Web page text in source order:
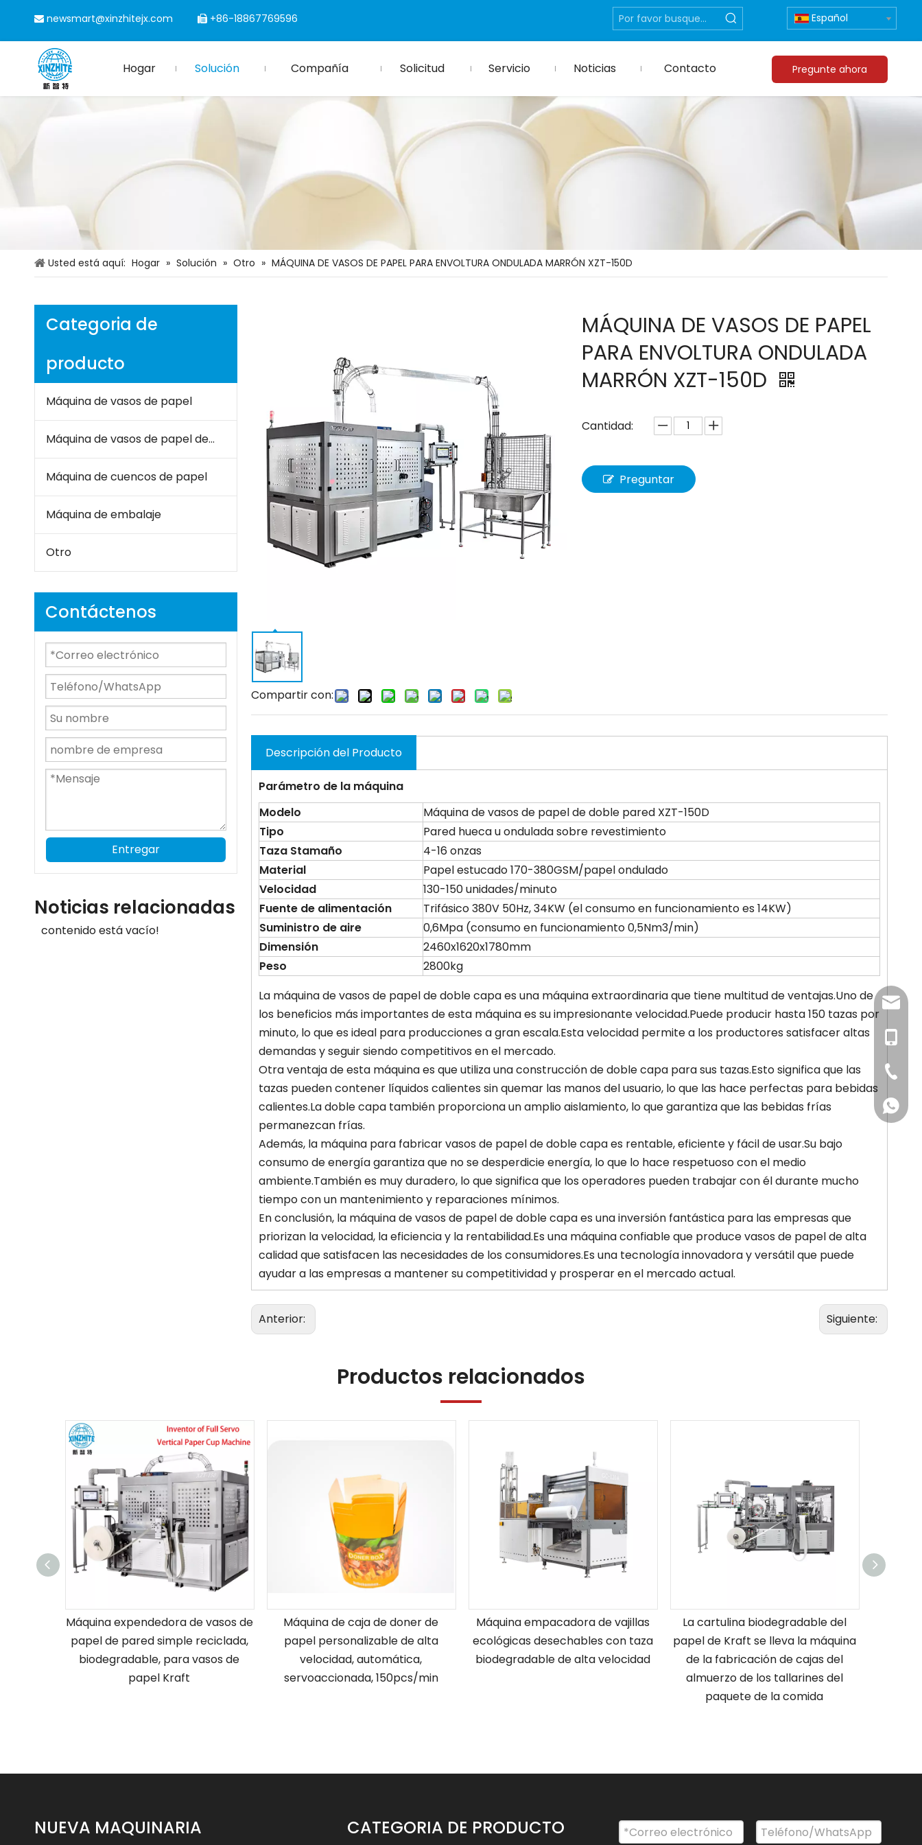
 newsmart@xinzhitejx.com  +86-18867769596 Español
Hogar Solución Compañía Solicitud Servicio Noticias Contacto Pregunte ahora
Usted está aquí: Hogar » Solución » Otro » MÁQUINA DE VASOS DE PAPEL PARA ENVOLTURA ONDULADA MARRÓN XZT-150D
Categoria de
producto
Máquina de vasos de papel
Máquina de vasos de papel de doble pared
Máquina de cuencos de papel
Máquina de embalaje
Otro
Contáctenos
Entregar
Noticias relacionadas
contenido está vacío!
Compartir con:
MÁQUINA DE VASOS DE PAPEL
PARA ENVOLTURA ONDULADA
MARRÓN XZT-150D
Cantidad:
Preguntar
Descripción del Producto
Parámetro de la máquina
Modelo
Máquina de vasos de papel de doble pared XZT-150D
Tipo
Pared hueca u ondulada sobre revestimiento
Taza Stamaño
4-16 onzas
Material
Papel estucado 170-380GSM/papel ondulado
Velocidad
130-150 unidades/minuto
Fuente de alimentación
Trifásico 380V 50Hz, 34KW (el consumo en funcionamiento es 14KW)
Suministro de aire
0,6Mpa (consumo en funcionamiento 0,5Nm3/min)
Dimensión
2460x1620x1780mm
Peso
2800kg
La máquina de vasos de papel de doble capa es una máquina extraordinaria que tiene multitud de ventajas.Uno de
los beneficios más importantes de esta máquina es su impresionante velocidad.Puede producir hasta 150 tazas por
minuto, lo que es ideal para producciones a gran escala.Esta velocidad permite a los productores satisfacer altas
demandas y seguir siendo competitivos en el mercado.
Otra ventaja de esta máquina es que utiliza una construcción de doble capa para sus tazas.Esto significa que las
tazas pueden contener líquidos calientes sin quemar las manos del usuario, lo que las hace perfectas para bebidas
calientes.La doble capa también proporciona un amplio aislamiento, lo que garantiza que las bebidas frías
permanezcan frías.
Además, la máquina para fabricar vasos de papel de doble capa es rentable, eficiente y fácil de usar.Su bajo
consumo de energía garantiza que no se desperdicie energía, lo que lo hace respetuoso con el medio
ambiente.También es muy duradero, lo que significa que los operadores pueden trabajar con él durante mucho
tiempo con un mantenimiento y reparaciones mínimos.
En conclusión, la máquina de vasos de papel de doble capa es una inversión fantástica para las empresas que
priorizan la velocidad, la eficiencia y la rentabilidad.Es una máquina confiable que produce vasos de papel de alta
calidad que satisfacen las necesidades de los consumidores.Es una tecnología innovadora y versátil que puede
ayudar a las empresas a mantener su competitividad y prosperar en el mercado actual.
Anterior: Siguiente:
Productos relacionados
Máquina expendedora de vasos de
papel de pared simple reciclada,
biodegradable, para vasos de
papel Kraft
Máquina de caja de doner de
papel personalizable de alta
velocidad, automática,
servoaccionada, 150pcs/min
Máquina empacadora de vajillas
ecológicas desechables con taza
biodegradable de alta velocidad
La cartulina biodegradable del
papel de Kraft se lleva la máquina
de la fabricación de cajas del
almuerzo de los tallarines del
paquete de la comida
NUEVA MAQUINARIA CATEGORIA DE PRODUCTO
+86-
+86-